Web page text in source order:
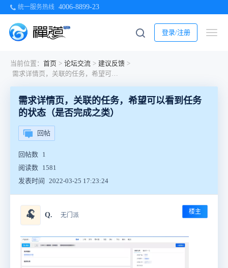
统一服务热线 4006-8899-23
登录/注册
当前位置： 首页 > 论坛交流 > 建议反馈 >
需求详情页，关联的任务，希望可以看到任务的状态（是否完成之类）
需求详情页，关联的任务，希望可以看到任务
的状态（是否完成之类）
回帖
回帖数 1
阅读数 1581
发表时间
2022-03-25 17:23:24
🐏 Q. 无门派 楼主